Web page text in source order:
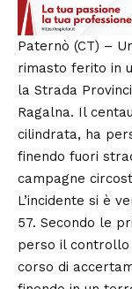
Paternò (CT) –
rimasto ferito in
la Strada
Ragalna. Il
cilindrata, ha
finendo fuori
campagne
L’incidente si è
57. Secondo le
perso il controllo
corso di